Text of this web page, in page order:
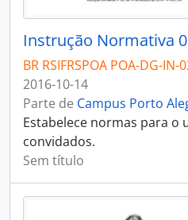
Instrução Normativa
BR RSIFRSPOA POA-DG-IN-
2016-10-14
Parte de Campus Porto
Estabelece normas para o
convidados.
Sem título